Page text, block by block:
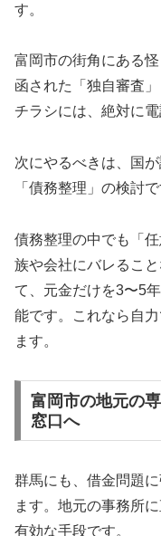
す。
富岡市の街角にある
函された「独自審査
チラシには、絶対に
次にやるべきは、国
「債務整理」の検討で
債務整理の中でも「
族や会社にバレるこ
て、元金だけを3〜5
能です。これなら自
ます。
富岡市の地元の
窓口へ
群馬にも、借金問題
ます。地元の事務所
有効な手段です。